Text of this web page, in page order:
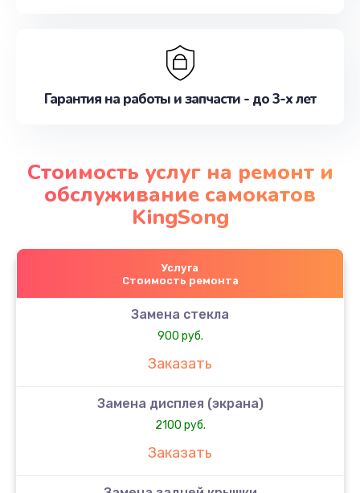
Гарантия на работы и запчасти - до 3-х лет
Стоимость услуг на ремонт и
обслуживание самокатов
KingSong
Услуга
Стоимость ремонта
Замена стекла
900 руб.
Заказать
Замена дисплея (экрана)
2100 руб.
Заказать